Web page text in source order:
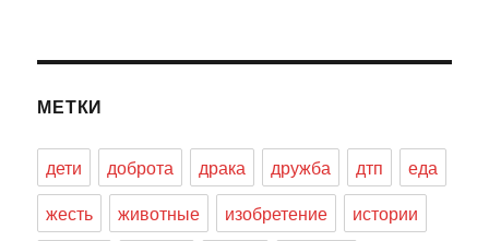
МЕТКИ
дети доброта драка дружба дтп
еда
жесть
животные изобретение
истории